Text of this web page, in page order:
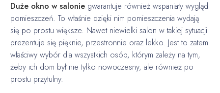
Duże okno w saloniegwarantuje również wspaniały wygląd
pomieszczeń. To właśnie dzięki nim pomieszczenia wydają
się po prostu większe. Nawet niewielki salon w takiej sytuacji
prezentuje się pięknie, przestronnie oraz lekko. Jest to zatem
właściwy wybór dla wszystkich osób, którym zależy na tym,
żeby ich dom był nie tylko nowoczesny, ale również po
prostu przytulny.